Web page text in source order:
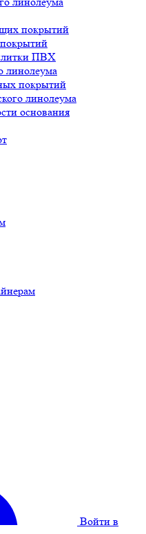
покрытий
ПВХ
линолеума
покрытий
линолеума
основания
Войти в